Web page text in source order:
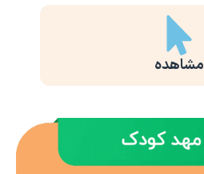
مشاهده